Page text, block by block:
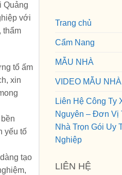
Quảng
với
thẩm
tổ ấm
xin
yếu tố
tạo
Trang chủ
Cẩm Nang
MẪU NHÀ
VIDEO MẪU NHÀ
Liên Hệ Công Ty
Nguyên – Đơn Vị
Nhà Trọn Gói Uy
Nghiệp
LIÊN HỆ